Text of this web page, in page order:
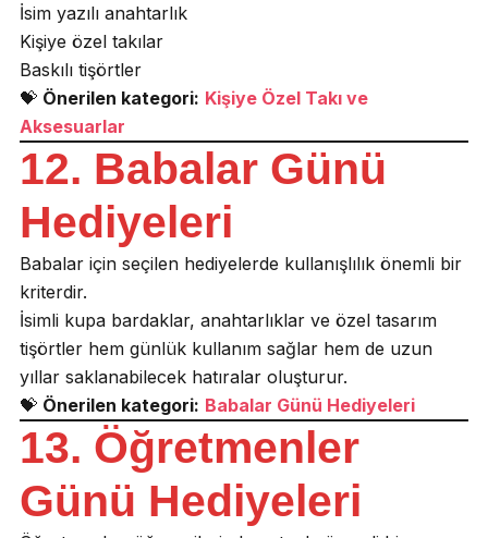
İsim yazılı anahtarlık
Kişiye özel takılar
Baskılı tişörtler
💝 Önerilen kategori: Kişiye Özel Takı ve
Aksesuarlar
12. Babalar Günü
Hediyeleri
Babalar için seçilen hediyelerde kullanışlılık önemli bir
kriterdir.
İsimli kupa bardaklar, anahtarlıklar ve özel tasarım
tişörtler hem günlük kullanım sağlar hem de uzun
yıllar saklanabilecek hatıralar oluşturur.
💝 Önerilen kategori: Babalar Günü Hediyeleri
13. Öğretmenler
Günü Hediyeleri